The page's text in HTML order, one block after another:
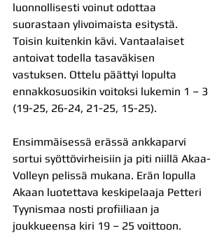
luonnollisesti voinut odottaa
suorastaan ylivoimaista esitystä.
Toisin kuitenkin kävi. Vantaalaiset
antoivat todella tasaväkisen
vastuksen. Ottelu päättyi lopulta
ennakkosuosikin voitoksi lukemin 1 – 3
(19-25, 26-24, 21-25, 15-25).
Ensimmäisessä erässä ankkaparvi
sortui syöttövirheisiin ja piti niillä Akaa-
Volleyn pelissä mukana. Erän lopulla
Akaan luotettava keskipelaaja Petteri
Tyynismaa nosti profiiliaan ja
joukkueensa kiri 19 – 25 voittoon.